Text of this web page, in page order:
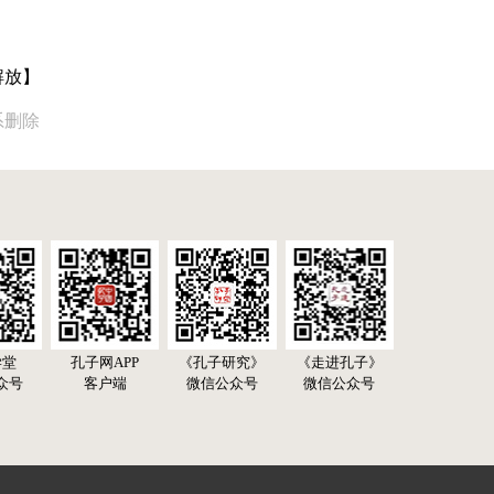
】
除
号
孔子网APP
客户端
《孔子研究》
微信公众号
《走进孔子》
微信公众号